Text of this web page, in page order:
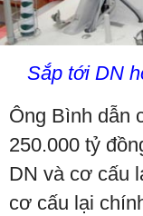
Sắp tới DN
Ông Bình dẫn
250.000 tỷ
DN và cơ cấu
cơ cấu lại